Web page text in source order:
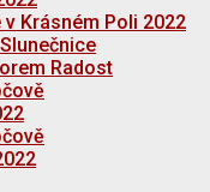
Krásném Poli 2022
Radost